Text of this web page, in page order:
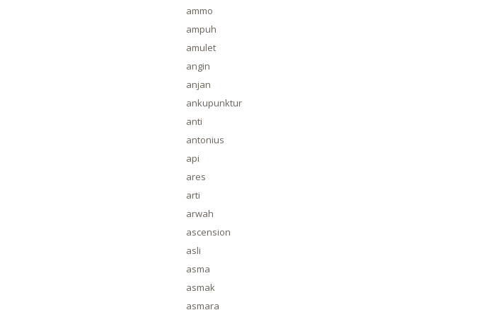
ammo
ampuh
amulet
angin
anjan
ankupunktur
anti
antonius
api
ares
arti
arwah
ascension
asli
asma
asmak
asmara